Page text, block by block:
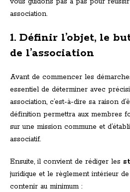
association.
1. Définir l’objet, le
de l’association
Avant de commencer les
essentiel de déterminer avec
association, c’est-à-dire sa raison
définition permettra aux membres
sur une mission commune et
associatif.
Ensuite, il convient de rédiger les
juridique et le règlement intérieur
contenir au minimum :